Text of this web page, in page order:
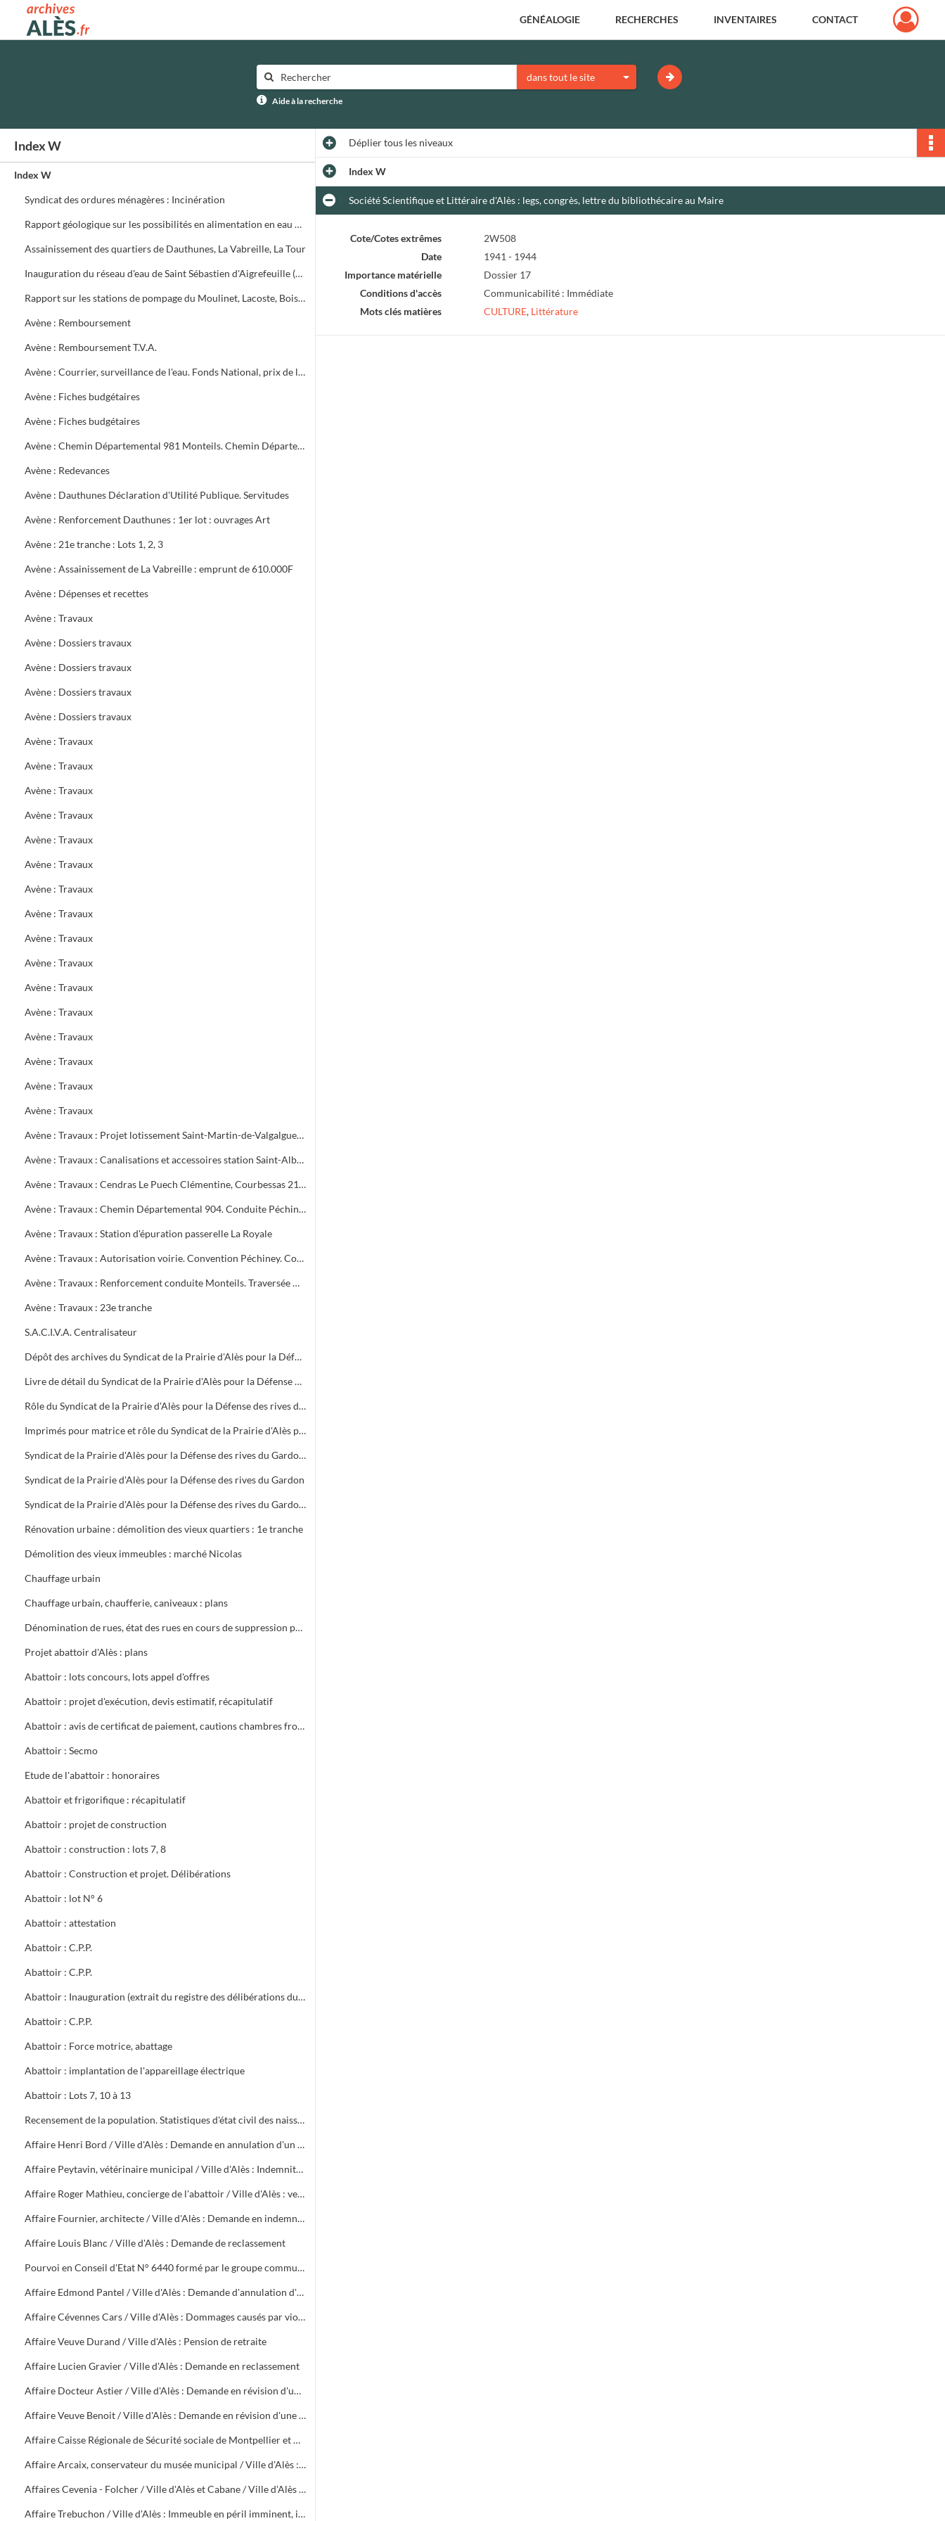
Archives municipales d'Alès GÉNÉALOGIE RECHERCHES INVENTAIRES CONTACT
dans tout le site
Aide à la recherche
Index W
Index W
Syndicat des ordures ménagères : Incinération
Rapport géologique sur les possibilités en alimentation en eau potable du Syndicat de l'Avène (R. Plegot)
Assainissement des quartiers de Dauthunes, La Vabreille, La Tour
Inauguration du réseau d'eau de Saint Sébastien d'Aigrefeuille (23 novembre 1968) et de Dauthunes (9 décembre 1978)
Rapport sur les stations de pompage du Moulinet, Lacoste, Boisset
Avène : Remboursement
Avène : Remboursement T.V.A.
Avène : Courrier, surveillance de l'eau. Fonds National, prix de l'eau
Avène : Fiches budgétaires
Avène : Fiches budgétaires
Avène : Chemin Départemental 981 Monteils. Chemin Départemental 16 entre Mazac et Salindres. Chemin Départemental 981 Méjannes les Alès
Avène : Redevances
Avène : Dauthunes Déclaration d'Utilité Publique. Servitudes
Avène : Renforcement Dauthunes : 1er lot : ouvrages Art
Avène : 21e tranche : Lots 1, 2, 3
Avène : Assainissement de La Vabreille : emprunt de 610.000F
Avène : Dépenses et recettes
Avène : Travaux
Avène : Dossiers travaux
Avène : Dossiers travaux
Avène : Dossiers travaux
Avène : Dossiers travaux
Avène : Travaux
Avène : Travaux
Avène : Travaux
Avène : Travaux
Avène : Travaux
Avène : Travaux
Avène : Travaux
Avène : Travaux
Avène : Travaux
Avène : Travaux
Avène : Travaux
Avène : Travaux
Avène : Travaux
Avène : Travaux
Avène : Travaux
Avène : Travaux
Avène : Travaux : Projet lotissement Saint-Martin-de-Valgalgues, alimentation Méjannes-les-Alès, élargissement pont de Barjac. Déplacement canalisation Dauthunes décomptes définitifs. Périmètre protection captage Boisset-et-Gaujac
Avène : Travaux : Canalisations et accessoires station Saint-Alban, Dauthunes, Ermitage
Avène : Travaux : Cendras Le Puech Clémentine, Courbessas 21e tranche
Avène : Travaux : Chemin Départemental 904. Conduite Péchiney. Canalisation Alès,la Grand-Combe.Traversée Galeizon Cendras
Avène : Travaux : Station d'épuration passerelle La Royale
Avène : Travaux : Autorisation voirie. Convention Péchiney. Contentieux C.G.E.E. Alsthom
Avène : Travaux : Renforcement conduite Monteils. Traversée Gardon Cendras Saint-Privat-des-Vieux : 22e tranche
Avène : Travaux : 23e tranche
S.A.C.I.V.A. Centralisateur
Dépôt des archives du Syndicat de la Prairie d'Alès pour la Défense des rives du Gardon dissous, dans le local des archives de la mairie
Livre de détail du Syndicat de la Prairie d'Alès pour la Défense des rives du Gardon
Rôle du Syndicat de la Prairie d'Alès pour la Défense des rives du Gardon
Imprimés pour matrice et rôle du Syndicat de la Prairie d'Alès pour la Défense des rives du Gardon
Syndicat de la Prairie d'Alès pour la Défense des rives du Gardon : dépenses et recettes, travaux, matrice et rôle du syndicat
Syndicat de la Prairie d'Alès pour la Défense des rives du Gardon
Syndicat de la Prairie d'Alès pour la Défense des rives du Gardon : réparations des dégâts causées par les crues de 1953 - 1954, compte rendu de réunions, correspondance, dissolution du 25 juin 1971
Rénovation urbaine : démolition des vieux quartiers : 1e tranche
Démolition des vieux immeubles : marché Nicolas
Chauffage urbain
Chauffage urbain, chaufferie, caniveaux : plans
Dénomination de rues, état des rues en cours de suppression partielle ou totale, plans généraux (1945) Ville d'Alès (1962 - 1966)
Projet abattoir d'Alès : plans
Abattoir : lots concours, lots appel d'offres
Abattoir : projet d'exécution, devis estimatif, récapitulatif
Abattoir : avis de certificat de paiement, cautions chambres froides, procès verbaux, devis estimatifs détaillés
Abattoir : Secmo
Etude de l'abattoir : honoraires
Abattoir et frigorifique : récapitulatif
Abattoir : projet de construction
Abattoir : construction : lots 7, 8
Abattoir : Construction et projet. Délibérations
Abattoir : lot N° 6
Abattoir : attestation
Abattoir : C.P.P.
Abattoir : C.P.P.
Abattoir : Inauguration (extrait du registre des délibérations du Conseil Municipal)
Abattoir : C.P.P.
Abattoir : Force motrice, abattage
Abattoir : implantation de l'appareillage électrique
Abattoir : Lots 7, 10 à 13
Recensement de la population. Statistiques d'état civil des naissances et de la mortalité des années 1923 à 1942
Affaire Henri Bord / Ville d'Alès : Demande en annulation d'un arrêté de révocation
Affaire Peytavin, vétérinaire municipal / Ville d'Alès : Indemnité forfaitaire de cherté de vie
Affaire Roger Mathieu, concierge de l'abattoir / Ville d'Alès : versement retraite, titularisation
Affaire Fournier, architecte / Ville d'Alès : Demande en indemnité pour rupture abusive de contrat
Affaire Louis Blanc / Ville d'Alès : Demande de reclassement
Pourvoi en Conseil d'Etat N° 6440 formé par le groupe communiste du Conseil Municipal d'Alès contre une décision de rejet en date du 5 décembre 1949. Instance contre délibération du Conseil Municipal du 10 décembre 1948
Affaire Edmond Pantel / Ville d'Alès : Demande d'annulation d'un arrêté de mise à la retraite d'office
Affaire Cévennes Cars / Ville d'Alès : Dommages causés par violence à un autocar de la société
Affaire Veuve Durand / Ville d'Alès : Pension de retraite
Affaire Lucien Gravier / Ville d'Alès : Demande en reclassement
Affaire Docteur Astier / Ville d'Alès : Demande en révision d'une pension de retraite
Affaire Veuve Benoit / Ville d'Alès : Demande en révision d'une pension
Affaire Caisse Régionale de Sécurité sociale de Montpellier et Caisse Primaire de Sécurité sociale du Gard / Ville d'Alès : Demande de remboursement de sommes versées par accident sur la voie publique à M. Boissin
Affaire Arcaix, conservateur du musée municipal / Ville d'Alès : Demande en reclassement
Affaires Cevenia - Folcher / Ville d'Alès et Cabane / Ville d'Alès : Tarif des droits de pesage et mesurage (1912), non paiement de la taxe d'abattoir (1954 - 1956)
Affaire Trebuchon / Ville d'Alès : Immeuble en péril imminent, interdiction d'habiter ou de pénétrer, non renouvellement du bail des locaux situés, 18 rue Fabrerie
Dépliertous les niveaux
Index W
Société Scientifique et Littéraire d'Alès : legs, congrès, lettre du bibliothécaire au Maire
Cote/Cotes extrêmes
2W508
Date
1941 - 1944
Importance matérielle
Dossier 17
Conditions d'accès
Communicabilité : Immédiate
Mots clés matières
CULTURE, Littérature